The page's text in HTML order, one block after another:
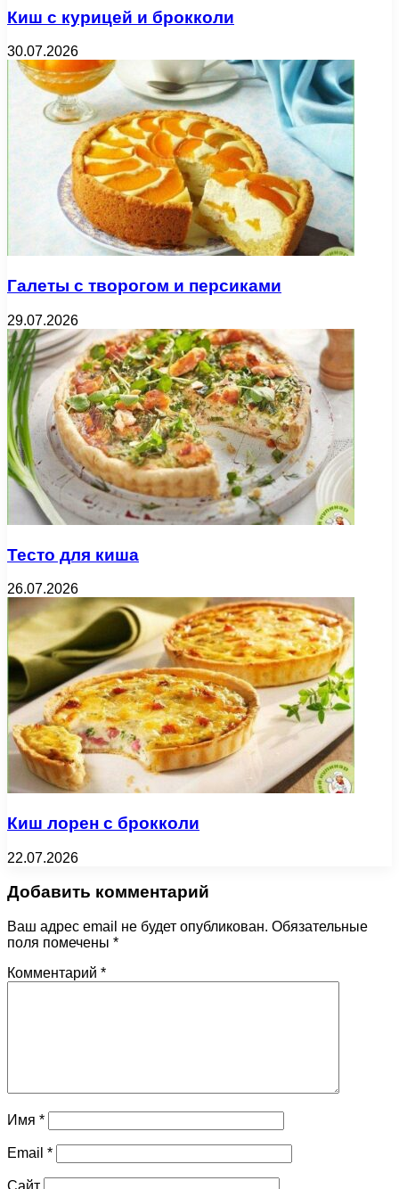
Киш с курицей и брокколи
30.07.2026
Галеты с творогом и персиками
29.07.2026
Тесто для киша
26.07.2026
Киш лорен с брокколи
22.07.2026
Добавить комментарий
Ваш адрес email не будет опубликован. Обязательные
поля помечены *
Комментарий *
Имя *
Email *